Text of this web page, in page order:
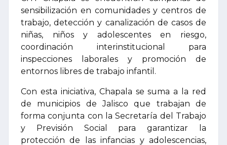
sensibilización en comunidades y centros de
trabajo, detección y canalización de casos de
niñas, niños y adolescentes en riesgo,
coordinación interinstitucional para
inspecciones laborales y promoción de
entornos libres de trabajo infantil.
Con esta iniciativa, Chapala se suma a la red
de municipios de Jalisco que trabajan de
forma conjunta con la Secretaría del Trabajo
y Previsión Social para garantizar la
protección de las infancias y adolescencias,